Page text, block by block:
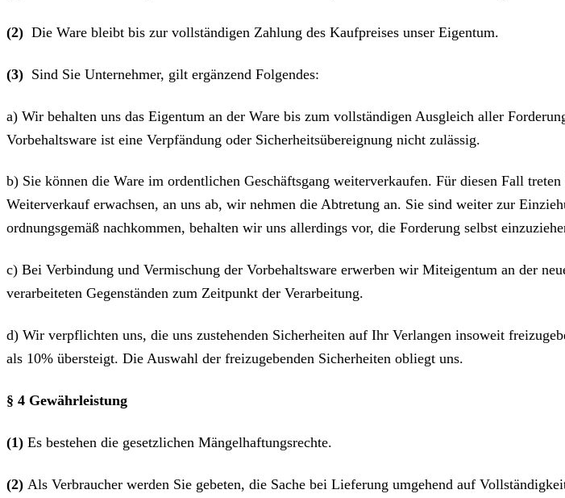
(2) Die Ware bleibt bis zur vollständigen Zahlung des Kaufpreises unser Eigentum.
(3) Sind Sie Unternehmer, gilt ergänzend Folgendes:
a) Wir behalten uns das Eigentum an der Ware bis zum vollständigen Ausgleich aller
Vorbehaltsware ist eine Verpfändung oder Sicherheitsübereignung nicht zulässig.
b) Sie können die Ware im ordentlichen Geschäftsgang weiterverkaufen. Für diesen Fall
Weiterverkauf erwachsen, an uns ab, wir nehmen die Abtretung an. Sie sind weiter zur
ordnungsgemäß nachkommen, behalten wir uns allerdings vor, die Forderung selbst
c) Bei Verbindung und Vermischung der Vorbehaltsware erwerben wir Miteigentum an der
verarbeiteten Gegenständen zum Zeitpunkt der Verarbeitung.
d) Wir verpflichten uns, die uns zustehenden Sicherheiten auf Ihr Verlangen insoweit
als 10% übersteigt. Die Auswahl der freizugebenden Sicherheiten obliegt uns.
§ 4 Gewährleistung
(1) Es bestehen die gesetzlichen Mängelhaftungsrechte.
(2) Als Verbraucher werden Sie gebeten, die Sache bei Lieferung umgehend auf